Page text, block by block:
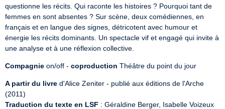
questionne les récits. Qui raconte les histoires ? Pourquoi tant de
femmes en sont absentes ? Sur scène, deux comédiennes, en
français et en langue des signes, détricotent avec humour et
énergie les récits dominants. Un spectacle vif et engagé qui invite à
une analyse et à une réflexion collective.
Compagnie on/off - coproduction Théâtre du point du jour
A partir du livre d'Alice Zeniter - publié aux éditions de l'Arche
Traduction du texte en LSF : Géraldine Berger, Isabelle Voizeux